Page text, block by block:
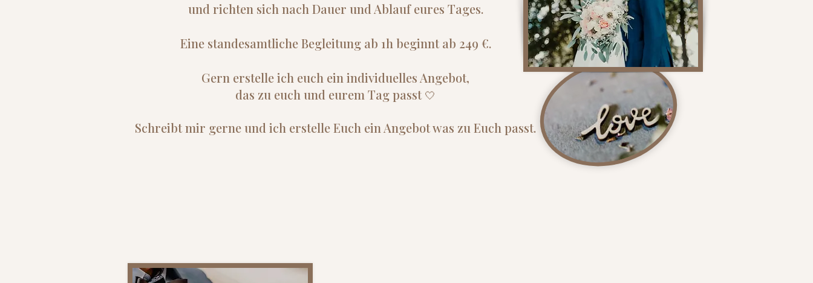
und richten sich nach Dauer und Ablauf eures Tages.
Eine standesamtliche Begleitung ab 1h beginnt ab 249 €.
Gern erstelle ich euch ein individuelles Angebot,
das zu euch und eurem Tag passt 🤍
Schreibt mir gerne und ich erstelle Euch ein Angebot was zu Euch passt.